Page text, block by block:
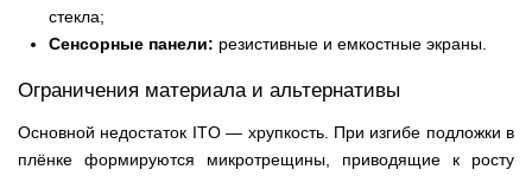
стекла;
Сенсорные панели: резистивные и емкостные экраны.
Ограничения материала и альтернативы
Основной недостаток ITO — хрупкость. При изгибе подложки в
плёнке формируются микротрещины, приводящие к росту